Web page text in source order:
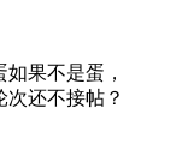
果不是蛋，
还不接帖？